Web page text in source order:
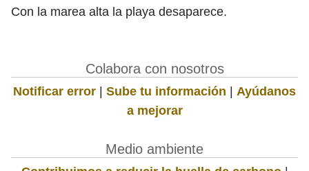
Con la marea alta la playa desaparece.
Colabora con nosotros
Notificar error | Sube tu información | Ayúdanos
a mejorar
Medio ambiente